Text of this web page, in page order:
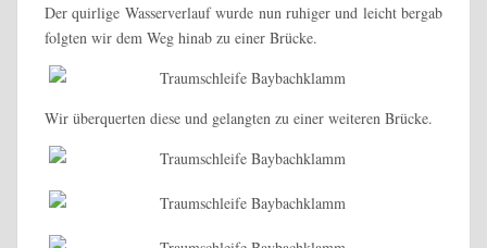
Der quirlige Wasserverlauf wurde nun ruhiger und leicht bergab
folgten wir dem Weg hinab zu einer Brücke.
Wir überquerten diese und gelangten zu einer weiteren Brücke.